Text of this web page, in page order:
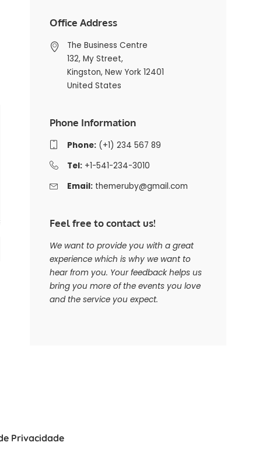
Office Address
The Business Centre
132, My Street,
Kingston, New York 12401
United States
Phone Information
Phone:(+1) 234 567 89
Tel:+1-541-234-3010
Email: themeruby@gmail.com
Feel free to contact us!
We want to provide you with a great
experience which is why we want to
hear from you. Your feedback helps us
bring you more of the events you love
and the service you expect.
Privacidade